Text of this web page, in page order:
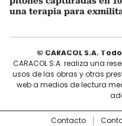
una terapia para
© CARACOL S.A.
CARACOL S.A. realiza una
usos de las obras y otras
web a medios de lectura
Contacto